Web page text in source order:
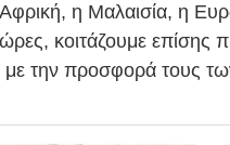
η Μαλαισία, η
κοιτάζουμε επίσης
την προσφορά τους